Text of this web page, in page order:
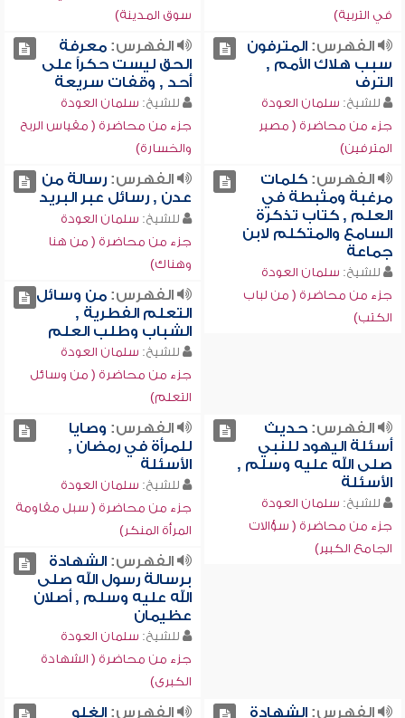
في التربية)
سوق المدينة)
الفهرس:المترفون
سبب هلاك الأمم ,
الترف
للشيخ: سلمان العودة
جزء من محاضرة ( مصير
المترفين)
الفهرس:معرفة
الحق ليست حكراً على
أحد , وقفات سريعة
للشيخ: سلمان العودة
جزء من محاضرة ( مقياس الربح
والخسارة)
الفهرس:كلمات
مرغبة ومثبطة في
العلم , كتاب تذكرة
السامع والمتكلم لابن
جماعة
للشيخ: سلمان العودة
جزء من محاضرة ( من لباب
الكتب)
الفهرس:رسالة من
عدن , رسائل عبر البريد
للشيخ: سلمان العودة
جزء من محاضرة ( من هنا
وهناك)
الفهرس:من وسائل
التعلم الفطرية ,
الشباب وطلب العلم
للشيخ: سلمان العودة
جزء من محاضرة ( من وسائل
التعلم)
الفهرس:حديث
أسئلة اليهود للنبي
صلى الله عليه وسلم ,
الأسئلة
للشيخ: سلمان العودة
جزء من محاضرة ( سؤالات
الجامع الكبير)
الفهرس: وصايا
للمرأة في رمضان ,
الأسئلة
للشيخ: سلمان العودة
جزء من محاضرة ( سبل مقاومة
المرأة المنكر)
الفهرس:الشهادة
برسالة رسول الله صلى
الله عليه وسلم , أصلان
عظيمان
للشيخ: سلمان العودة
جزء من محاضرة ( الشهادة
الكبرى)
الفهرس:الشهادة الفهرس:الغلو